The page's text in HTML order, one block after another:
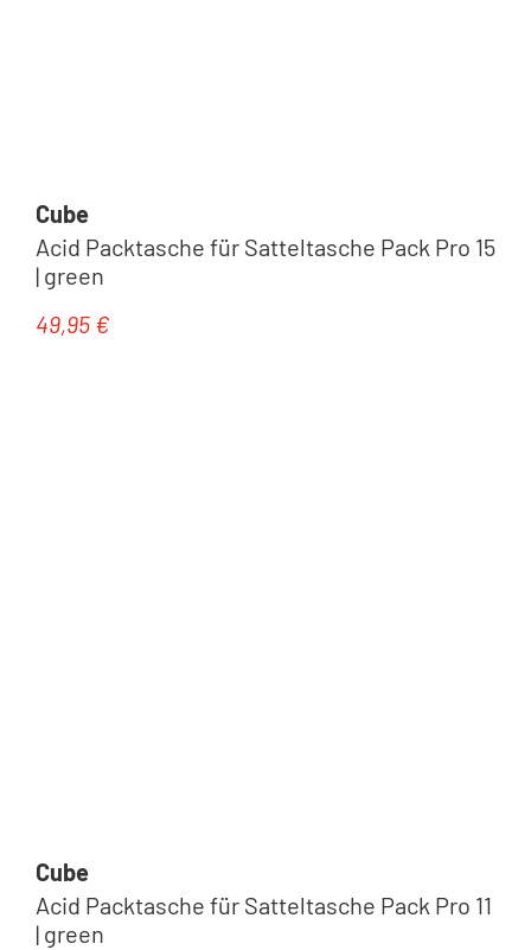
Cube
Acid Packtasche für Satteltasche Pack Pro 15
| green
Regulärer Preis:
49,95 €
Cube
Acid Packtasche für Satteltasche Pack Pro 11
| green